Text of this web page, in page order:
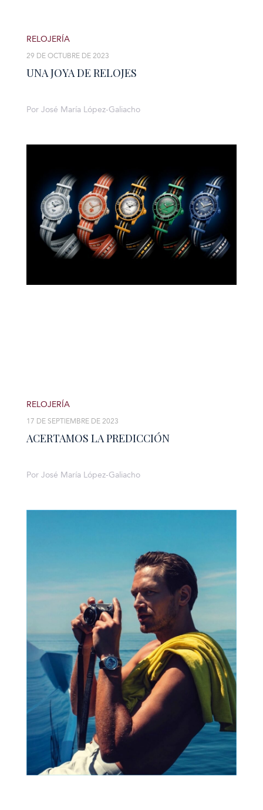
UNA JOYA DE RELOJES
29 DE OCTUBRE DE 2023
RELOJERÍA
Por José María López-Galiacho
ACERTAMOS LA PREDICCIÓN
17 DE SEPTIEMBRE DE 2023
RELOJERÍA
Por José María López-Galiacho